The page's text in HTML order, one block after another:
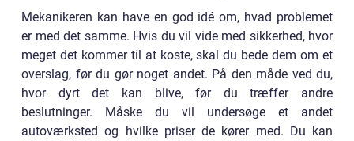
Mekanikeren kan have en god idé om, hvad problemet
er med det samme. Hvis du vil vide med sikkerhed, hvor
meget det kommer til at koste, skal du bede dem om et
overslag, før du gør noget andet. På den måde ved du,
hvor dyrt det kan blive, før du træffer andre
beslutninger. Måske du vil undersøge et andet
autoværksted og hvilke priser de kører med. Du kan